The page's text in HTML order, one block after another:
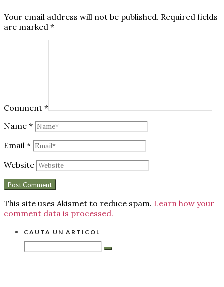
Your email address will not be published. Required fields
are marked *
Comment *
Name *
Email *
Website
This site uses Akismet to reduce spam. Learn how your
comment data is processed.
CAUTA UN ARTICOL